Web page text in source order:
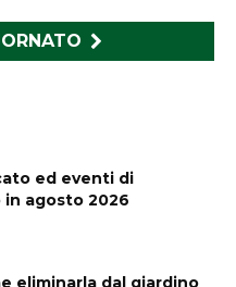
ed eventi di
agosto 2026